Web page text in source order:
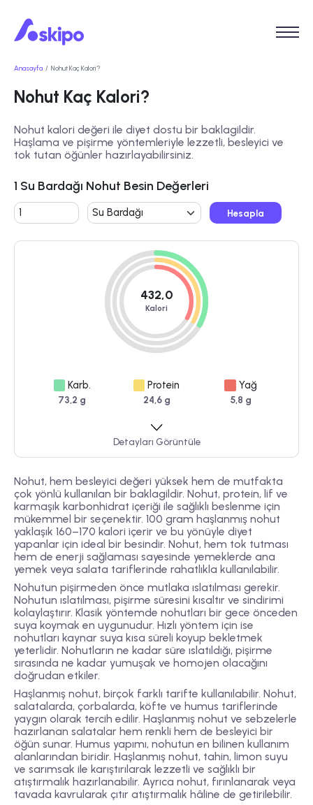
Anasayfa Nohut Kaç Kalori?
Nohut Kaç Kalori?
Nohut kalori değeri ile diyet dostu bir baklagildir.
Haşlama ve pişirme yöntemleriyle lezzetli, besleyici ve
tok tutan öğünler hazırlayabilirsiniz.
1 Su Bardağı Nohut Besin Değerleri
Hesapla
432,0
Kalori
Karb.
73,2 g
Protein
24,6 g
Yağ
5,8 g
Detayları Görüntüle
Nohut, hem besleyici değeri yüksek hem de mutfakta
çok yönlü kullanılan bir baklagildir. Nohut, protein, lif ve
karmaşık karbonhidrat içeriği ile sağlıklı beslenme için
mükemmel bir seçenektir. 100 gram haşlanmış nohut
yaklaşık 160–170 kalori içerir ve bu yönüyle diyet
yapanlar için ideal bir besindir. Nohut, hem tok tutması
hem de enerji sağlaması sayesinde yemeklerde ana
yemek veya salata tariflerinde rahatlıkla kullanılabilir.
Nohutun pişirmeden önce mutlaka ıslatılması gerekir.
Nohutun ıslatılması, pişirme süresini kısaltır ve sindirimi
kolaylaştırır. Klasik yöntemde nohutları bir gece önceden
suya koymak en uygunudur. Hızlı yöntem için ise
nohutları kaynar suya kısa süreli koyup bekletmek
yeterlidir. Nohutların ne kadar süre ıslatıldığı, pişirme
sırasında ne kadar yumuşak ve homojen olacağını
doğrudan etkiler.
Haşlanmış nohut, birçok farklı tarifte kullanılabilir. Nohut,
salatalarda, çorbalarda, köfte ve humus tariflerinde
yaygın olarak tercih edilir. Haşlanmış nohut ve sebzelerle
hazırlanan salatalar hem renkli hem de besleyici bir
öğün sunar. Humus yapımı, nohutun en bilinen kullanım
alanlarından biridir. Haşlanmış nohut, tahin, limon suyu
ve sarımsak ile karıştırılarak lezzetli ve sağlıklı bir
atıştırmalık hazırlanabilir. Ayrıca nohut, fırınlanarak veya
tavada kavrularak çıtır atıştırmalık hâline de getirilebilir.